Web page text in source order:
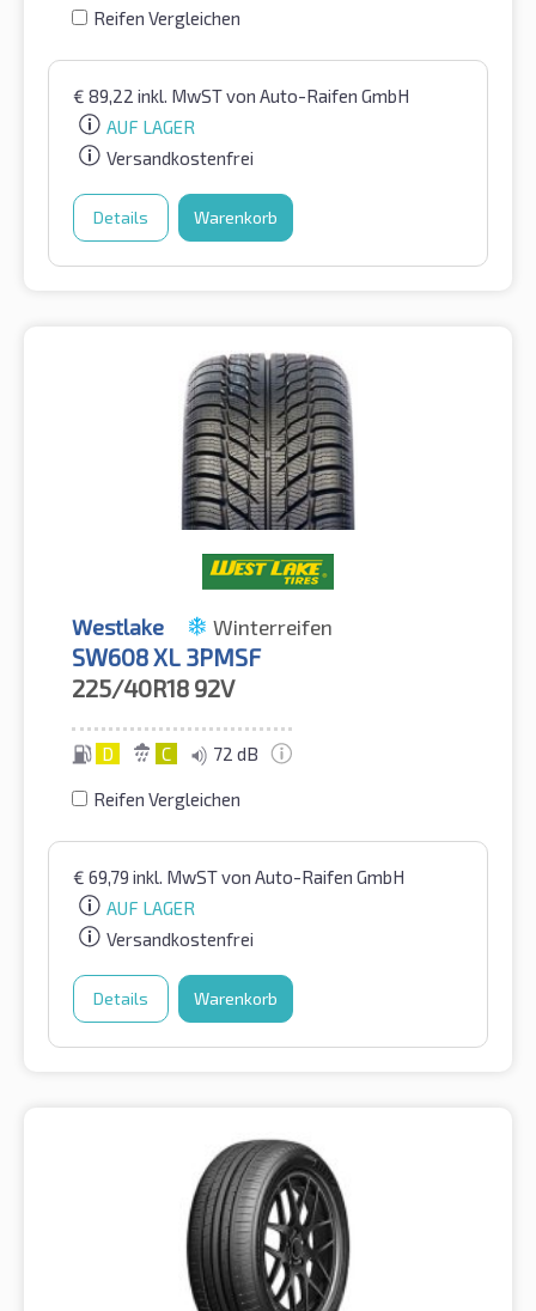
Reifen Vergleichen
€ 89,22 inkl. MwSTvon Auto-Raifen GmbH
AUF LAGER
Versandkostenfrei
Details Warenkorb
Westlake Winterreifen
SW608 XL 3PMSF
225/40R18 92V
D C 72 dB
Reifen Vergleichen
€ 69,79 inkl. MwSTvon Auto-Raifen GmbH
AUF LAGER
Versandkostenfrei
Details Warenkorb